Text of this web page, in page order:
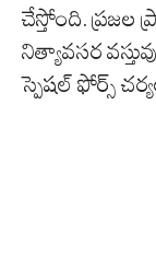
చేస్తోంది. ప్రజల
నిత్యావసర
స్పెషల్ ఫోర్స్